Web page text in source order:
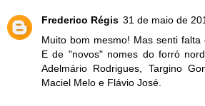
Frederico Régis 31 de maio de
Muito bom mesmo! Mas senti falta
E de "novos" nomes do forró
Adelmário Rodrigues, Targino
Maciel Melo e Flávio José.